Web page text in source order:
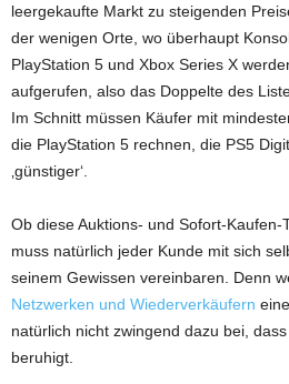
leergekaufte Markt zu steigenden
der wenigen Orte, wo überhaupt
PlayStation 5 und Xbox Series X
aufgerufen, also das Doppelte des
Im Schnitt müssen Käufer mit
die PlayStation 5 rechnen, die PS5
‚günstiger‘.
Ob diese Auktions- und Sofort-Kaufen-
muss natürlich jeder Kunde mit sich
seinem Gewissen vereinbaren. Denn
Netzwerken und Wiederverkäufern
natürlich nicht zwingend dazu bei,
beruhigt.